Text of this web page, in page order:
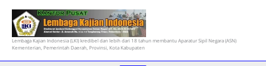
Lewati
konten
Lembaga Kajian Indonesia (LKI) kredibel dan lebih dari 18 tahun membantu Aparatur Sipil Negara (ASN)
Kementerian, Pemerintah Daerah, Provinsi, Kota Kabupaten